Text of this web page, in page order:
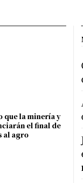
que la minería y
el final de
al agro